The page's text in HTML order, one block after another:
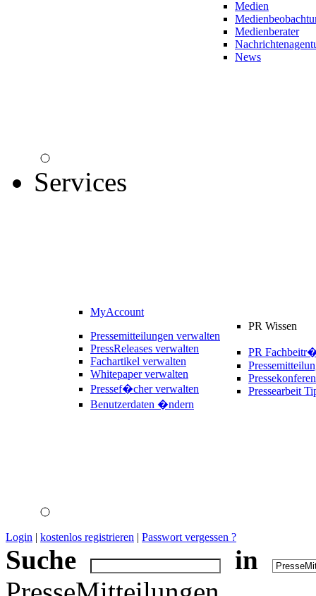
Medien
Medienberater
News
Services
MyAccount
Pressemitteilungen verwalten
PressReleases verwalten
Fachartikel verwalten
Whitepaper verwalten
Pressef�cher verwalten
Benutzerdaten �ndern
PR Wissen
PR
Pressearbeit
Login | kostenlos registrieren | Passwort vergessen ?
Suche
in